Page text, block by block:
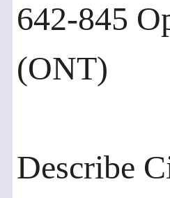
642-845
(ONT)
Describe